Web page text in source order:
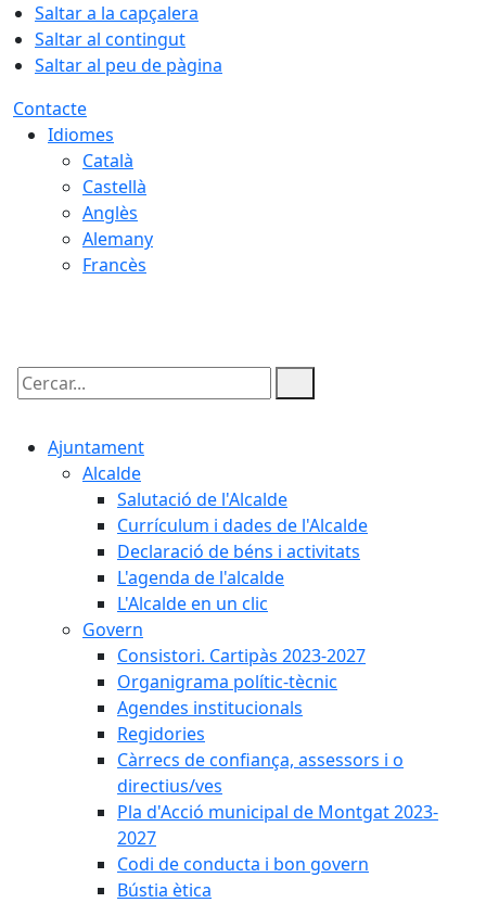
Saltar a la capçalera
Saltar al contingut
Saltar al peu de pàgina
Contacte
Idiomes
Català
Castellà
Anglès
Alemany
Francès
Cercar:
Ajuntament
Alcalde
Salutació de l'Alcalde
Currículum i dades de l'Alcalde
Declaració de béns i activitats
L'agenda de l'alcalde
L'Alcalde en un clic
Govern
Consistori. Cartipàs 2023-2027
Organigrama polític-tècnic
Agendes institucionals
Regidories
Càrrecs de confiança, assessors i o
directius/ves
Pla d'Acció municipal de Montgat 2023-
2027
Codi de conducta i bon govern
Bústia ètica